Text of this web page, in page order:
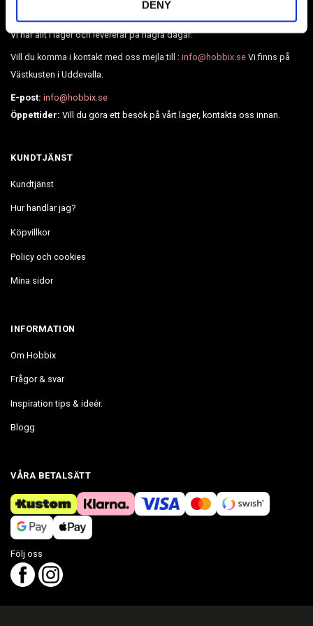
DENY
Vi har allt i lager och levererar på några dagar.
Vill du komma i kontakt med oss mejla till :info@hobbix.se Vi finns på
Västkusten i Uddevalla.
E-post: info@hobbix.se
Öppettider: Vill du göra ett besök på vårt lager, kontakta oss innan.
KUNDTJÄNST
Kundtjänst
Hur handlar jag?
Köpvillkor
Policy och cookies
Mina sidor
INFORMATION
Om Hobbix
Frågor & svar
Inspiration tips & ideér.
Blogg
VÅRA BETALSÄTT
Följ oss